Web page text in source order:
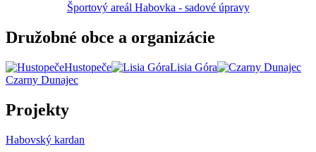
Športový areál Habovka - sadové úpravy
Družobné obce a organizácie
Hustopeče
Lisia Góra
Czarny Dunajec
Projekty
Habovský kardan